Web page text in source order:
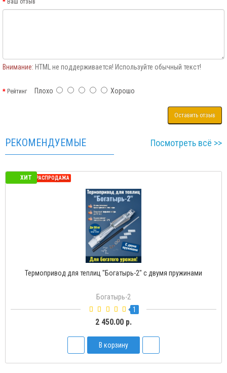
Ваш отзыв
Внимание: HTML не поддерживается! Используйте обычный текст!
РейтингПлохо Хорошо
Оставить отзыв
РЕКОМЕНДУЕМЫЕ Посмотреть всё >>
ХИТ
СЕЗОННАЯ РАСПРОДАЖА
Термопривод для теплиц "Богатырь-2" с двумя пружинами
Богатырь-2
1
2 450.00 р.
В корзину